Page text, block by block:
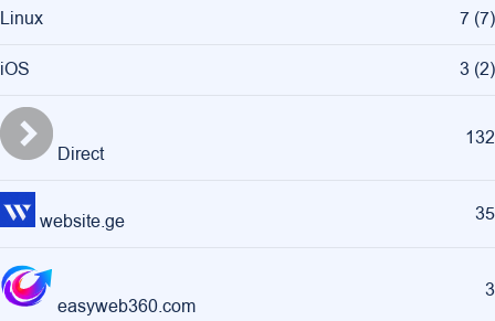
Linux 7 (7)
iOS 3 (2)
Direct
132
website.ge 35
easyweb360.com
3